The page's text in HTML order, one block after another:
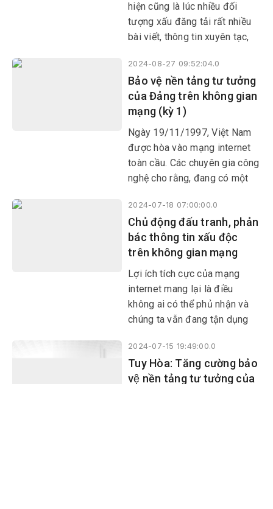
hiện cũng là lúc nhiều đối
tượng xấu đăng tải rất nhiều
bài viết, thông tin xuyên tạc,
lãnh đạo cấp cao của Đảng,
Nhà nước, chia rẽ khối đại
đoàn kết toàn dân tộc.
2024-08-27 09:52:04.0
Bảo vệ nền tảng tư tưởng
của Đảng trên không gian
mạng (kỳ 1)
Ngày 19/11/1997, Việt Nam
được hòa vào mạng internet
toàn cầu. Các chuyên gia công
nghệ cho rằng, đang có một
đời sống con người từ không
gian thực lên không gian
mạng. Đây là vấn đề mới, hành
lang pháp lý chưa theo kịp
nhiều lĩnh vực.
2024-07-18 07:00:00.0
Chủ động đấu tranh, phản
bác thông tin xấu độc
trên không gian mạng
Lợi ích tích cực của mạng
internet mang lại là điều
không ai có thể phủ nhận và
chúng ta vẫn đang tận dụng
2024-07-15 19:49:00.0
Tuy Hòa: Tăng cường bảo
vệ nền tảng tư tưởng của